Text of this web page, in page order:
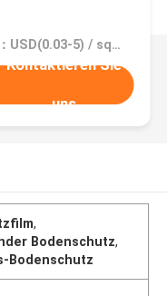
Preis：USD(0.03-5) / square meter
Kontaktieren Sie
uns
,
Bodenschutz,
Bodenschutz